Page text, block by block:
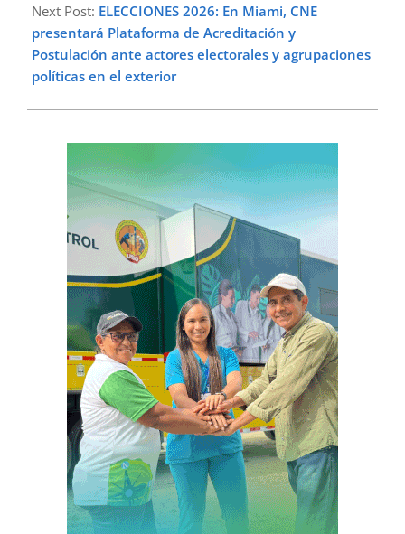
Next Post: ELECCIONES 2026: En Miami, CNE
presentará Plataforma de Acreditación y
Postulación ante actores electorales y agrupaciones
políticas en el exterior